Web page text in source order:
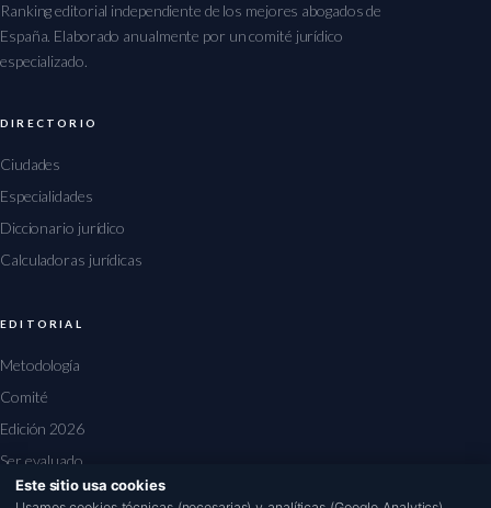
Ranking editorial independiente de los mejores abogados de
España. Elaborado anualmente por un comité jurídico
especializado.
DIRECTORIO
Ciudades
Especialidades
Diccionario jurídico
Calculadoras jurídicas
EDITORIAL
Metodología
Comité
Edición 2026
Ser evaluado
Este sitio usa cookies